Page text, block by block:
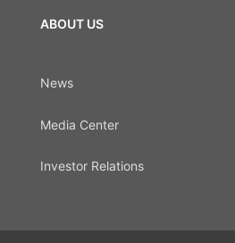
ABOUT US
News
Media Center
Investor Relations